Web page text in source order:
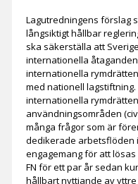
Lagutredningens förslag
långsiktigt hållbar
ska säkerställa att
internationella
internationella
med nationell
internationella
användningsområden
många frågor som är
dedikerade arbetsflöden
engagemang för att
FN för ett par år sedan
hållbart nyttjande av